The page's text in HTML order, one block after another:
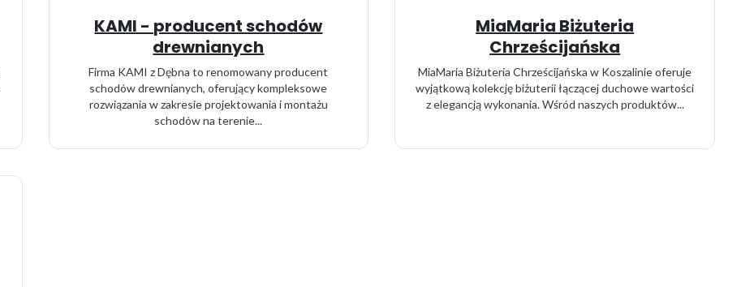
KAMI - producent schodów
drewnianych
Firma KAMI z Dębna to renomowany producent
schodów drewnianych, oferujący kompleksowe
rozwiązania w zakresie projektowania i montażu
schodów na terenie...
MiaMaria Biżuteria
Chrześcijańska
MiaMaria Biżuteria Chrześcijańska w Koszalinie oferuje
wyjątkową kolekcję biżuterii łączącej duchowe wartości
z elegancją wykonania. Wśród naszych produktów...